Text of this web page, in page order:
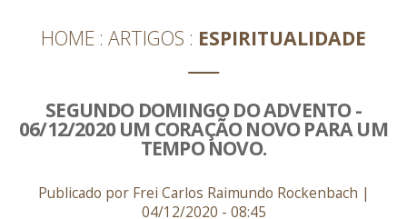
HOME ARTIGOS ESPIRITUALIDADE
SEGUNDO DOMINGO DO ADVENTO -
06/12/2020 UM CORAÇÃO NOVO PARA UM
TEMPO NOVO.
Publicado por Frei Carlos Raimundo Rockenbach |
04/12/2020 - 08:45